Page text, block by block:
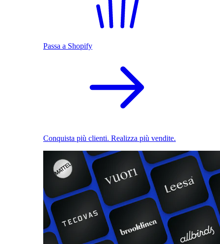
Passa a Shopify
Conquista più clienti. Realizza più vendite.